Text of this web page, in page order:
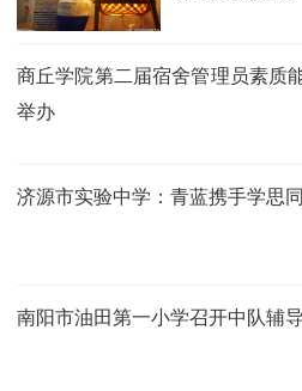
商丘学院第二届宿舍管理员素质
举办
济源市实验中学：青蓝携手学思
南阳市油田第一小学召开中队辅